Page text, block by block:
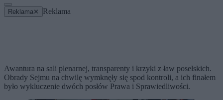
Reklama ✕ Reklama
Awantura na sali plenarnej, transparenty i krzyki z ław poselskich.
Obrady Sejmu na chwilę wymknęły się spod kontroli, a ich finałem
było wykluczenie dwóch posłów Prawa i Sprawiedliwości.